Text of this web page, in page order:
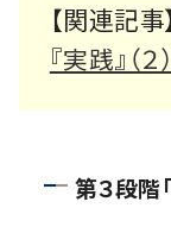
【関連記事】
『実践』（２）
第３段階